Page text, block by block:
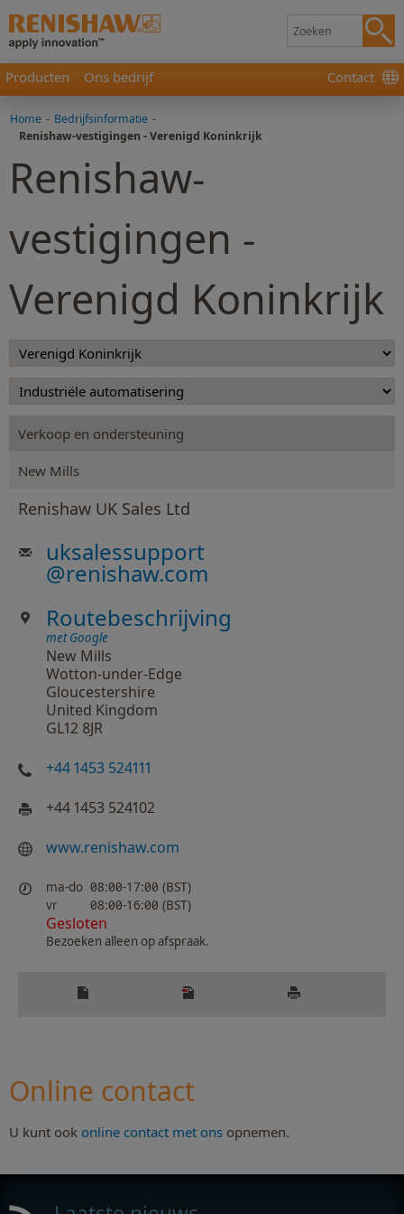
Producten Ons bedrijf Contact
Home - Bedrijfsinformatie -
Renishaw-vestigingen - Verenigd Koninkrijk
Renishaw-
vestigingen -
Verenigd Koninkrijk
Verkoop en ondersteuning
New Mills
Renishaw UK Sales Ltd
uksalessupport
@renishaw.com
Routebeschrijving
met Google
New Mills
Wotton-under-Edge
Gloucestershire
United Kingdom
GL12 8JR
+44 1453 524111
+44 1453 524102
www.renishaw.com
ma-do 08:00-17:00 (BST)
vr
08:00-16:00 (BST)
Gesloten
Bezoeken alleen op afspraak.
Online contact
U kunt ook online contact met ons opnemen.